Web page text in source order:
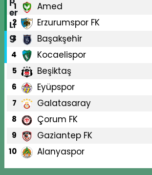
1 Amed
2 Erzurumspor FK
3 Başakşehir
4 Kocaelispor
5 Beşiktaş
6 Eyüpspor
7 Galatasaray
8 Çorum FK
9 Gaziantep FK
10 Alanyaspor